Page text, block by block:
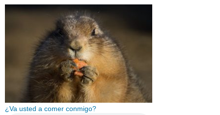
¿Va usted a comer conmigo?